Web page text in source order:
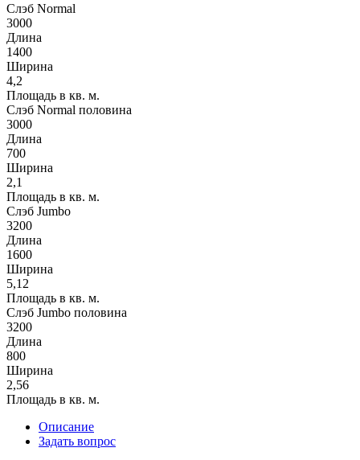
Слэб Normal
3000
Длина
1400
Ширина
4,2
Площадь в кв. м.
Слэб Normal половина
3000
Длина
700
Ширина
2,1
Площадь в кв. м.
Слэб Jumbo
3200
Длина
1600
Ширина
5,12
Площадь в кв. м.
Слэб Jumbo половина
3200
Длина
800
Ширина
2,56
Площадь в кв. м.
Описание
Задать вопрос